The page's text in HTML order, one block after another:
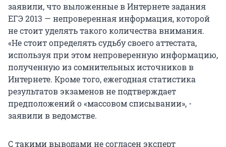
заявили, что выложенные в Интернете задания
ЕГЭ 2013 — непроверенная информация, которой
не стоит уделять такого количества внимания.
«Не стоит определять судьбу своего аттестата,
используя при этом непроверенную информацию,
полученную из сомнительных источников в
Интернете. Кроме того, ежегодная статистика
результатов экзаменов не подтверждает
предположений о «массовом списывании», -
заявили в ведомстве.
С такими выводами не согласен эксперт